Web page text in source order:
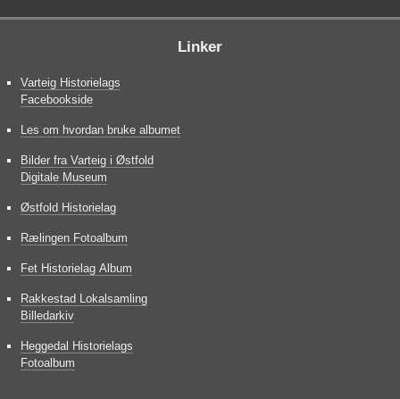
Linker
Varteig Historielags
Facebookside
Les om hvordan bruke albumet
Bilder fra Varteig i Østfold
Digitale Museum
Østfold Historielag
Rælingen Fotoalbum
Fet Historielag Album
Rakkestad Lokalsamling
Billedarkiv
Heggedal Historielags
Fotoalbum